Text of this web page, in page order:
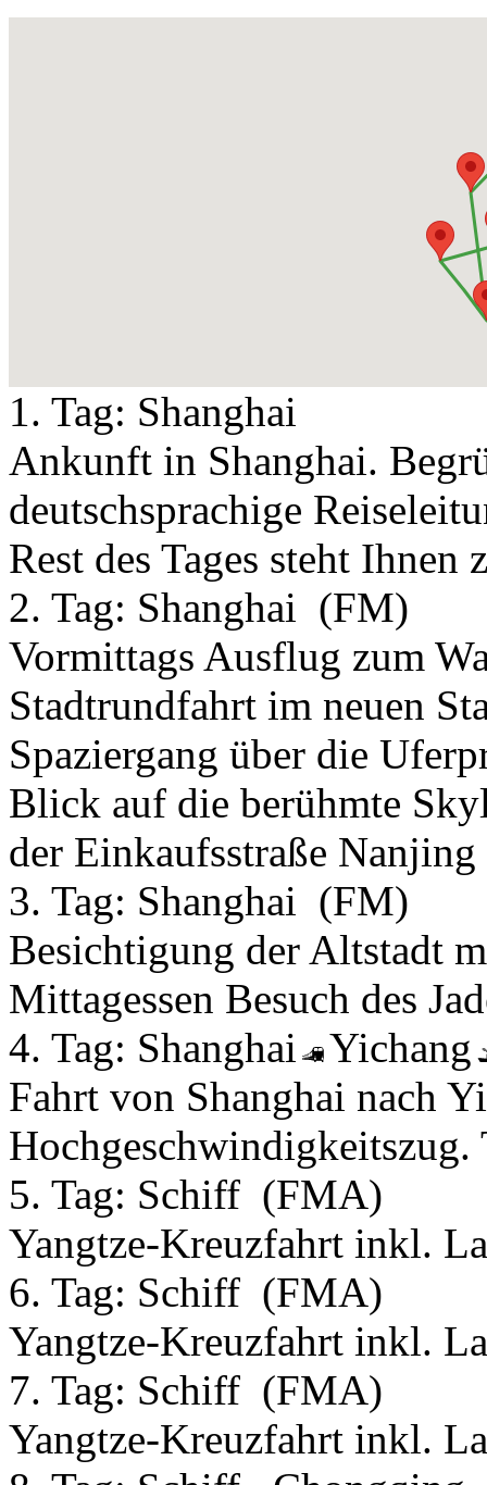
1. Tag: Shanghai
Ankunft in Shanghai.
deutschsprachige
Rest des Tages steht
2. Tag: Shanghai (FM)
Vormittags Ausflug zum
Stadtrundfahrt im neuen
Spaziergang über die
Blick auf die berühmte
der Einkaufsstraße Nanjing
3. Tag: Shanghai (FM)
Besichtigung der Altstadt
Mittagessen Besuch des
4. Tag: Shanghai
Yichang
Fahrt von Shanghai nach
5. Tag: Schiff (FMA)
Yangtze-Kreuzfahrt inkl.
6. Tag: Schiff (FMA)
Yangtze-Kreuzfahrt inkl.
7. Tag: Schiff (FMA)
Yangtze-Kreuzfahrt inkl.